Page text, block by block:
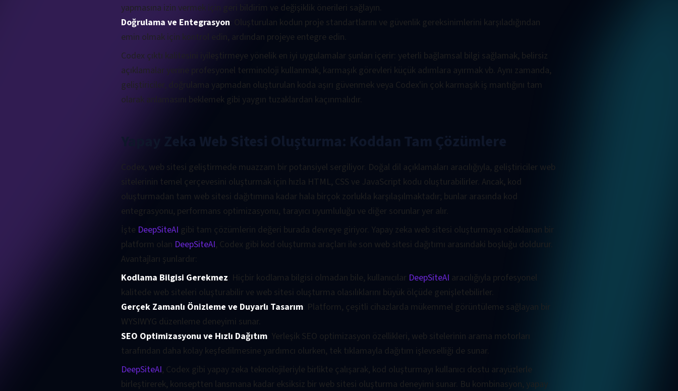
yapmasına izin vermek için geri bildirim ve değişiklik önerileri sağlayın.
Doğrulama ve Entegrasyon : Oluşturulan kodun proje standartlarını ve güvenlik gereksinimlerini karşıladığından
emin olmak için kontrol edin, ardından projeye entegre edin.
Codex çıktı kalitesini iyileştirmeye yönelik en iyi uygulamalar şunları içerir: yeterli bağlamsal bilgi sağlamak, belirsiz
açıklamalar yerine profesyonel terminoloji kullanmak, karmaşık görevleri küçük adımlara ayırmak vb. Aynı zamanda,
geliştiriciler, doğrulama yapmadan oluşturulan koda aşırı güvenmek veya Codex'in çok karmaşık iş mantığını tam
olarak anlamasını beklemek gibi yaygın tuzaklardan kaçınmalıdır.
Yapay Zeka Web Sitesi Oluşturma: Koddan Tam Çözümlere
Codex, web sitesi geliştirmede muazzam bir potansiyel sergiliyor. Doğal dil açıklamaları aracılığıyla, geliştiriciler web
sitelerinin temel çerçevesini oluşturmak için hızla HTML, CSS ve JavaScript kodu oluşturabilirler. Ancak, kod
oluşturmadan tam web sitesi dağıtımına kadar hala birçok zorlukla karşılaşılmaktadır; bunlar arasında kod
entegrasyonu, performans optimizasyonu, tarayıcı uyumluluğu ve diğer sorunlar yer alır.
İşte DeepSiteAI gibi tam çözümlerin değeri burada devreye giriyor. Yapay zeka web sitesi oluşturmaya odaklanan bir
platform olan DeepSiteAI, Codex gibi kod oluşturma araçları ile son web sitesi dağıtımı arasındaki boşluğu doldurur.
Avantajları şunlardır:
Kodlama Bilgisi Gerekmez: Hiçbir kodlama bilgisi olmadan bile, kullanıcılar DeepSiteAI aracılığıyla profesyonel
kalitede web siteleri oluşturabilir ve web sitesi oluşturma olasılıklarını büyük ölçüde genişletebilirler.
Gerçek Zamanlı Önizleme ve Duyarlı Tasarım: Platform, çeşitli cihazlarda mükemmel görüntüleme sağlayan bir
WYSIWYG düzenleme deneyimi sunar.
SEO Optimizasyonu ve Hızlı Dağıtım: Yerleşik SEO optimizasyon özellikleri, web sitelerinin arama motorları
tarafından daha kolay keşfedilmesine yardımcı olurken, tek tıklamayla dağıtım işlevselliği de sunar.
DeepSiteAI, Codex gibi yapay zeka teknolojileriyle birlikte çalışarak, kod oluşturmayı kullanıcı dostu arayüzlerle
birleştirerek, konseptten lansmana kadar eksiksiz bir web sitesi oluşturma deneyimi sunar. Bu kombinasyon, yapay